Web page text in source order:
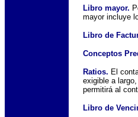
Libro mayor.
mayor incluye
Libro de
Conceptos
Ratios. El
exigible a
permitirá al
Libro de